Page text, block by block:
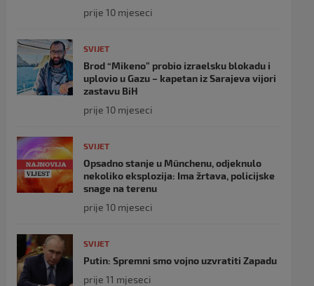
prije 10 mjeseci
SVIJET
Brod “Mikeno” probio izraelsku blokadu i
uplovio u Gazu – kapetan iz Sarajeva vijori
zastavu BiH
prije 10 mjeseci
SVIJET
Opsadno stanje u Münchenu, odjeknulo
nekoliko eksplozija: Ima žrtava, policijske
snage na terenu
prije 10 mjeseci
SVIJET
Putin: Spremni smo vojno uzvratiti Zapadu
prije 11 mjeseci